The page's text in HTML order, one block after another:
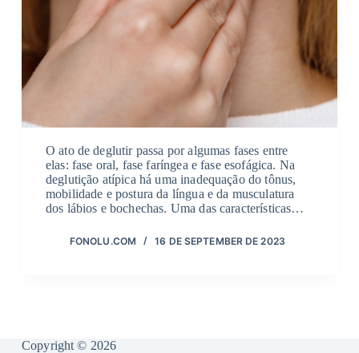
O ato de deglutir passa por algumas fases entre
elas: fase oral, fase faríngea e fase esofágica. Na
deglutição atípica há uma inadequação do tônus,
mobilidade e postura da língua e da musculatura
dos lábios e bochechas. Uma das características…
FONOLU.COM 16 DE SEPTEMBER DE 2023
Copyright © 2026